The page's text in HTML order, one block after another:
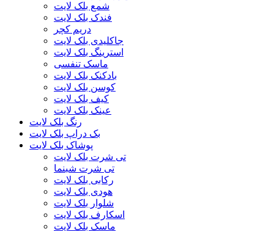
شمع بلک لایت
فندک بلک لایت
دریم کچر
جاکلیدی بلک لایت
استرینگ بلک لایت
ماسک تنفسی
بادکنک بلک لایت
کوسن بلک لایت
کیف بلک لایت
عینک بلک لایت
رنگ بلک لایت
بک دراپ بلک لایت
پوشاک بلک لایت
تی شرت بلک لایت
تی شرت شبنما
رکابی بلک لایت
هودی بلک لایت
شلوار بلک لایت
اسکارف بلک لایت
ماسک بلک لایت